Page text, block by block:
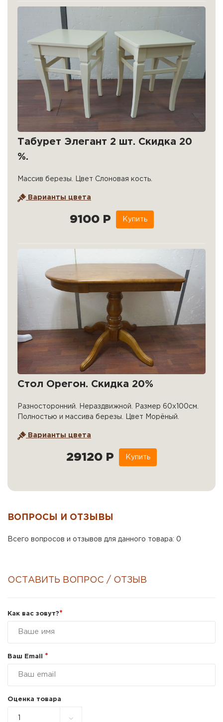
Табурет Элегант 2 шт. Скидка 20
%.
Массив березы. Цвет Слоновая кость.
Варианты цвета
9100 Р Купить
Стол Орегон. Скидка 20%
Разносторонний. Нераздвижной. Размер 60х100см.
Полностью и массива березы. Цвет Морёный.
Варианты цвета
29120 Р Купить
ВОПРОСЫ И ОТЗЫВЫ
Всего вопросов и отзывов для данного товара: 0
ОСТАВИТЬ ВОПРОС / ОТЗЫВ
Как вас зовут?*
Ваш Email *
Оценка товара